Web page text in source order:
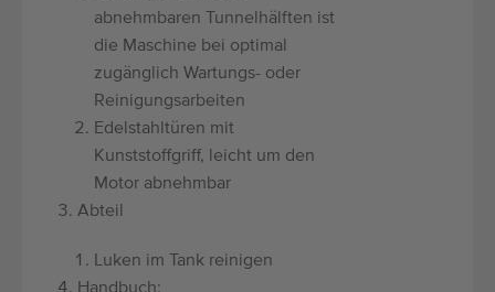
abnehmbaren Tunnelhälften ist
die Maschine bei optimal
zugänglich Wartungs- oder
Reinigungsarbeiten
Edelstahltüren mit
Kunststoffgriff, leicht um den
Motor abnehmbar
Abteil
Luken im Tank reinigen